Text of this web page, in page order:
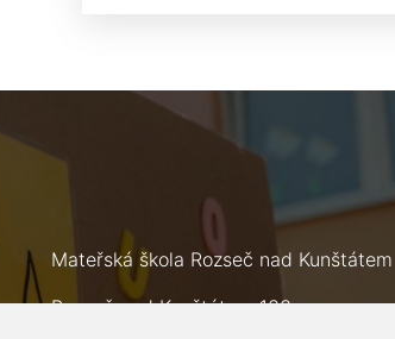
Mateřská škola Rozseč nad Kunštátem
Rozseč nad Kunštátem 133